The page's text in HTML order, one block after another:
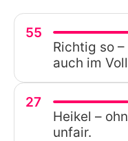
55
Richtig so
auch im
27
Heikel –
unfair.